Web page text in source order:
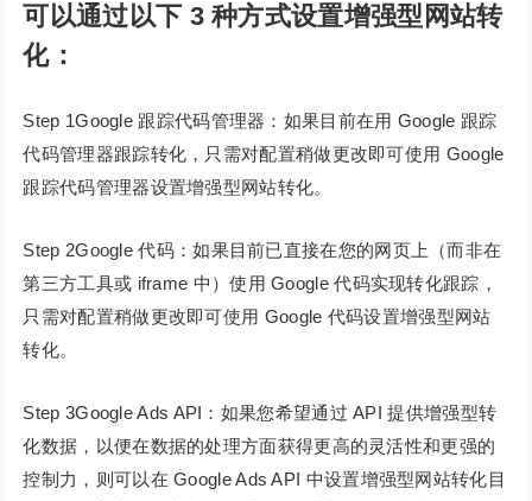
可以通过以下 3 种方式设置增强型网站转
化：
Step 1Google 跟踪代码管理器：如果目前在用 Google 跟踪
代码管理器跟踪转化，只需对配置稍做更改即可使用 Google
跟踪代码管理器设置增强型网站转化。
Step 2Google 代码：如果目前已直接在您的网页上（而非在
第三方工具或 iframe 中）使用 Google 代码实现转化跟踪，
只需对配置稍做更改即可使用 Google 代码设置增强型网站
转化。
Step 3Google Ads API：如果您希望通过 API 提供增强型转
化数据，以便在数据的处理方面获得更高的灵活性和更强的
控制力，则可以在 Google Ads API 中设置增强型网站转化目